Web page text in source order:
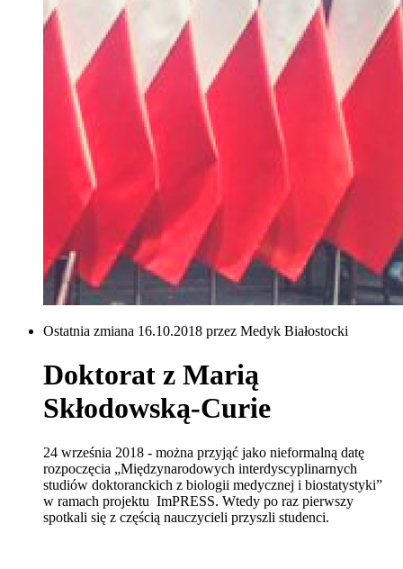
Ostatnia zmiana 16.10.2018 przez Medyk Białostocki
Doktorat z Marią
Skłodowską-Curie
24 września 2018 - można przyjąć jako nieformalną datę
rozpoczęcia „Międzynarodowych interdyscyplinarnych
studiów doktoranckich z biologii medycznej i biostatystyki”
w ramach projektu ImPRESS. Wtedy po raz pierwszy
spotkali się z częścią nauczycieli przyszli studenci.